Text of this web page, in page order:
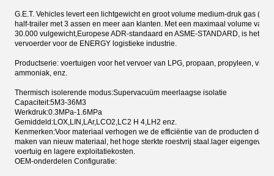
G.E.T. Vehicles levert een lichtgewicht en groot volume medium-druk gas
half-trailer met 3 assen en meer aan klanten. Met een maximaal volume van
30.000 vulgewicht,Europese ADR-standaard en ASME-STANDARD, is het
vervoerder voor de ENERGY logistieke industrie.
Productserie: voertuigen voor het vervoer van LPG, propaan, propyleen,
ammoniak, enz.
Thermisch isolerende modus:Supervacuüm meerlaagse isolatie
Capaciteit:5M3-36M3
Werkdruk:0.3MPa-1.6MPa
Gemiddeld :LOX,LIN ,LAr,LCO2,LC2 H 4,LH2 enz.
Kenmerken:Voor materiaal verhogen we de efficiëntie van de producten door
maken van nieuw materiaal, het hoge sterkte roestvrij staal.lager
voertuig en lagere exploitatiekosten.
OEM-onderdelen Configuratie: